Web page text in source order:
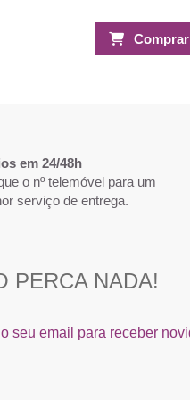
Comprar
em 24/48h
o nº telemóvel para um
serviço de entrega.